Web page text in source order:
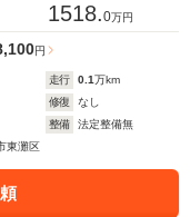
1518.0万円
円
走行 0.1万km
修復
なし
整備
法定整備無
東灘区